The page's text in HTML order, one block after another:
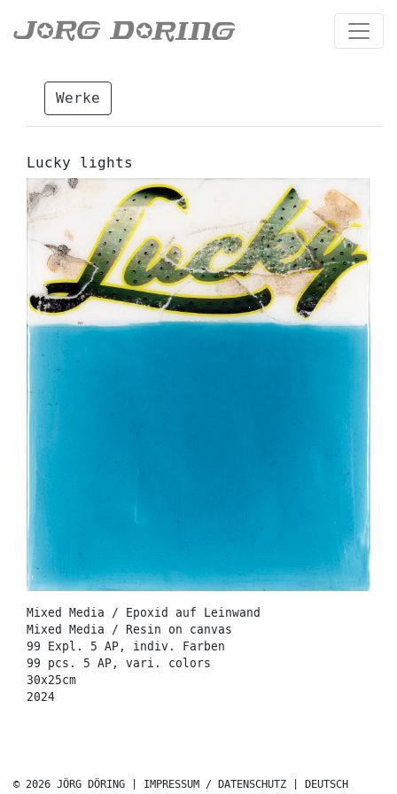
Werke
Lucky lights
Mixed Media / Epoxid auf Leinwand
Mixed Media / Resin on canvas
99 Expl. 5 AP, indiv. Farben
99 pcs. 5 AP, vari. colors
30x25cm
2024
© 2026 JÖRG DÖRING | IMPRESSUM / DATENSCHUTZ DEUTSCH